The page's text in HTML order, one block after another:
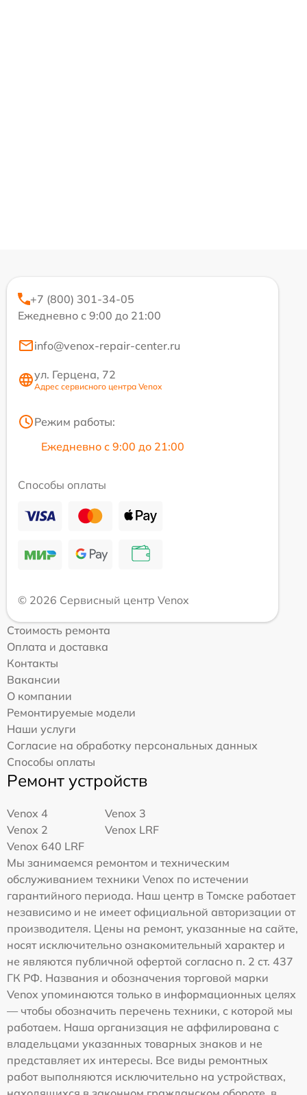
+7 (800) 301-34-05
Ежедневно с 9:00 до 21:00
info@venox-repair-center.ru
ул. Герцена, 72
Адрес сервисного центра Venox
Режим работы:
Ежедневно с 9:00 до 21:00
Способы оплаты
© 2026 Сервисный центр Venox
Стоимость ремонта
Оплата и доставка
Контакты
Вакансии
О компании
Ремонтируемые модели
Наши услуги
Согласие на обработку персональных данных
Способы оплаты
Ремонт устройств
Venox 4
Venox 3
Venox 2
Venox LRF
Venox 640 LRF
Мы занимаемся ремонтом и техническим
обслуживанием техники Venox по истечении
гарантийного периода. Наш центр в Томске работает
независимо и не имеет официальной авторизации от
производителя. Цены на ремонт, указанные на сайте,
носят исключительно ознакомительный характер и
не являются публичной офертой согласно п. 2 ст. 437
ГК РФ. Названия и обозначения торговой марки
Venox упоминаются только в информационных целях
— чтобы обозначить перечень техники, с которой мы
работаем. Наша организация не аффилирована с
владельцами указанных товарных знаков и не
представляет их интересы. Все виды ремонтных
работ выполняются исключительно на устройствах,